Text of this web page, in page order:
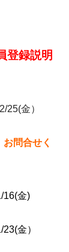
登録説明
25(金）
問合せく
16(金)
金）